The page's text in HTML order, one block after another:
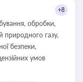
+8
обробки,
природного газу,
безпеки,
умов